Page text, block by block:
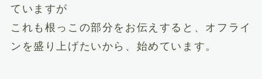
ていますが
これも根っこの部分をお伝えすると、オフライ
ンを盛り上げたいから、始めています。